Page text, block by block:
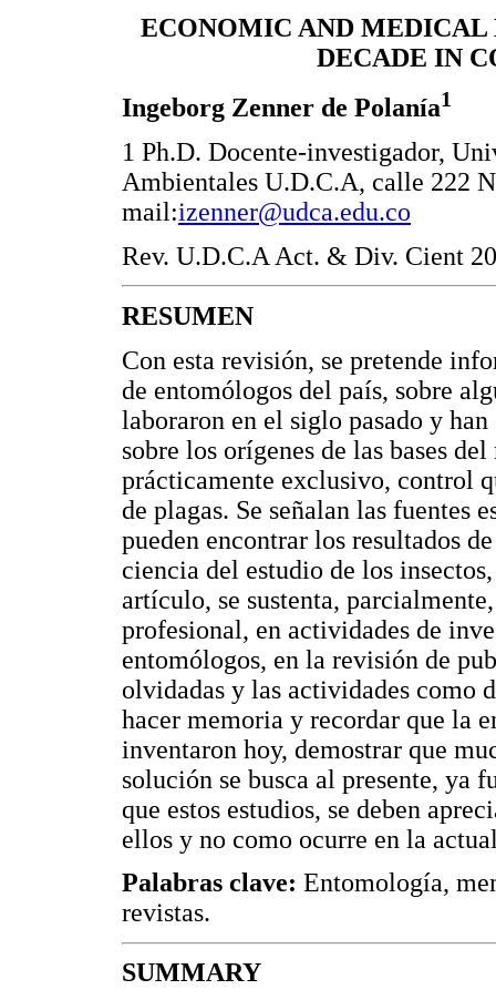
ECONOMIC AND
DECADE IN
Ingeborg Zenner de Polanía1
1 Ph.D. Docente-investigador,
Ambientales U.D.C.A, calle 222
mail:izenner@udca.edu.co
Rev. U.D.C.A Act. & Div. Cient
RESUMEN
Con esta revisión, se pretende
de entomólogos del país, sobre
laboraron en el siglo pasado y
sobre los orígenes de las bases
prácticamente exclusivo, control
de plagas. Se señalan las fuentes
pueden encontrar los resultados
ciencia del estudio de los
artículo, se sustenta,
profesional, en actividades de
entomólogos, en la revisión de
olvidadas y las actividades como
hacer memoria y recordar que la
inventaron hoy, demostrar que
solución se busca al presente, ya
que estos estudios, se deben
ellos y no como ocurre en la
Palabras clave: Entomología,
revistas.
SUMMARY